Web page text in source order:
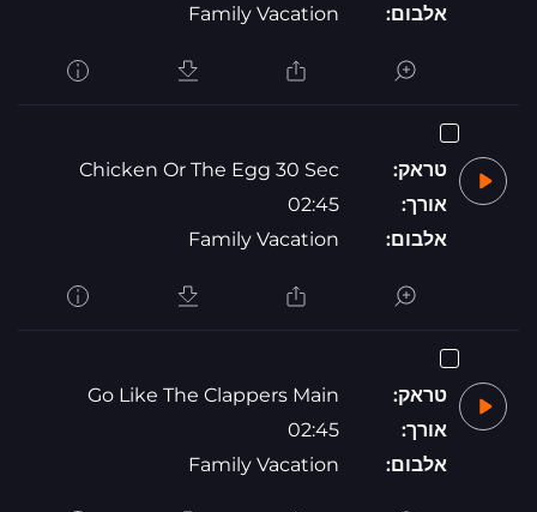
אלבום:
Family Vacation
טראק:
Chicken Or The Egg 30 Sec
אורך:
02:45
אלבום:
Family Vacation
טראק:
Go Like The Clappers Main
אורך:
02:45
אלבום:
Family Vacation